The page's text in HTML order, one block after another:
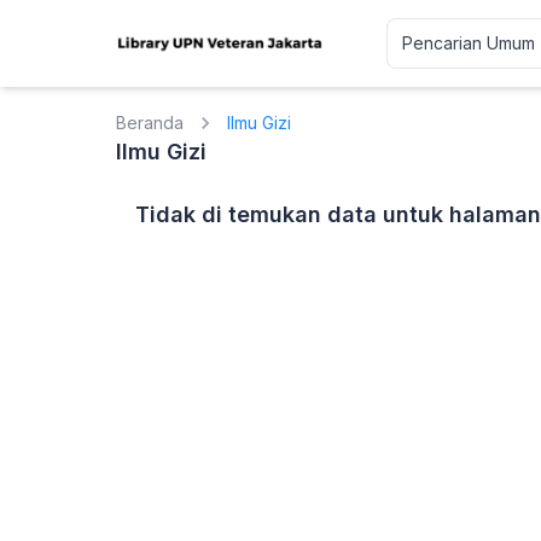
Beranda Ilmu Gizi
Ilmu Gizi
Tidak di temukan data untuk